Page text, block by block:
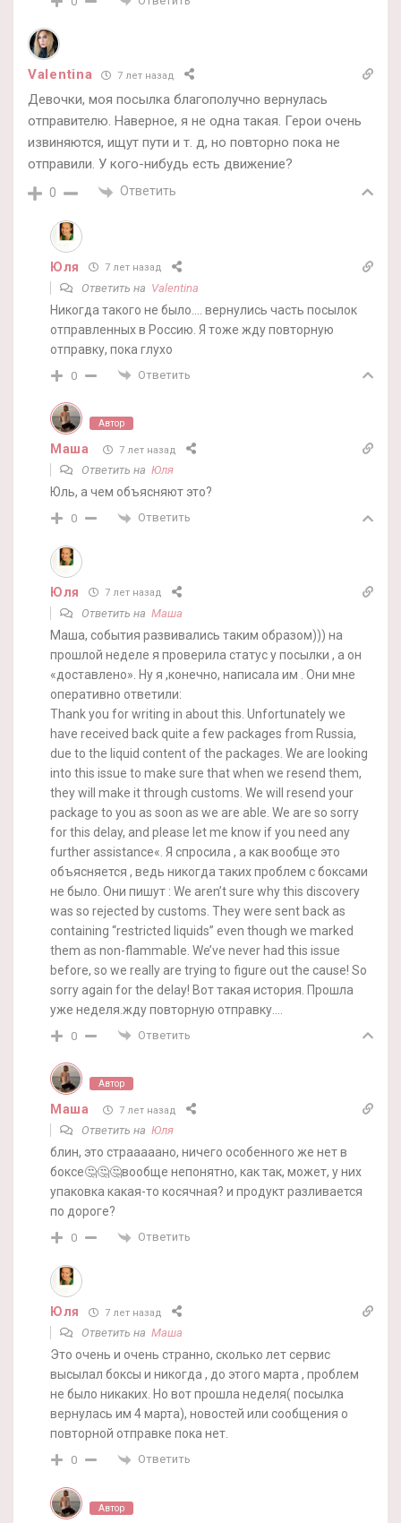
Valentina 7 лет назад
Девочки, моя посылка благополучно вернулась
отправителю. Наверное, я не одна такая. Герои очень
извиняются, ищут пути и т. д, но повторно пока не
отправили. У кого-нибудь есть движение?
0 Ответить
Юля 7 лет назад
Ответить на Valentina
Никогда такого не было…. вернулись часть посылок
отправленных в Россию. Я тоже жду повторную
отправку, пока глухо
0 Ответить
Автор
Маша 7 лет назад
Ответить на Юля
Юль, а чем объясняют это?
0 Ответить
Юля 7 лет назад
Ответить на Маша
Маша, события развивались таким образом))) на
прошлой неделе я проверила статус у посылки , а он
«доставлено». Ну я ,конечно, написала им . Они мне
оперативно ответили:
Thank you for writing in about this. Unfortunately we
have received back quite a few packages from Russia,
due to the liquid content of the packages. We are looking
into this issue to make sure that when we resend them,
they will make it through customs. We will resend your
package to you as soon as we are able. We are so sorry
for this delay, and please let me know if you need any
further assistance«. Я спросила , а как вообще это
объясняется , ведь никогда таких проблем с боксами
не было. Они пишут : We aren’t sure why this discovery
was so rejected by customs. They were sent back as
containing “restricted liquids” even though we marked
them as non-flammable. We’ve never had this issue
before, so we really are trying to figure out the cause! So
sorry again for the delay! Вот такая история. Прошла
уже неделя.жду повторную отправку….
0 Ответить
Автор
Маша 7 лет назад
Ответить на Юля
блин, это страаааано, ничего особенного же нет в
боксе🤔🤔🤔вообще непонятно, как так, может, у них
упаковка какая-то косячная? и продукт разливается
по дороге?
0 Ответить
Юля 7 лет назад
Ответить на Маша
Это очень и очень странно, сколько лет сервис
высылал боксы и никогда , до этого марта , проблем
не было никаких. Но вот прошла неделя( посылка
вернулась им 4 марта), новостей или сообщения о
повторной отправке пока нет.
0 Ответить
Автор